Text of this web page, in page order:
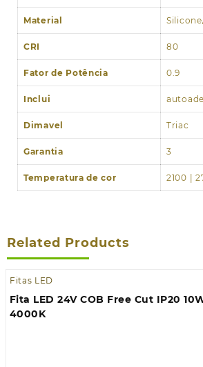
Material
CRI 80
Fator de Potência 0.9
Inclui
Dimavel Triac
Garantia 3
Temperatura de cor 2100 |
Related Products
Fitas LED
Fita LED 24V COB Free Cut IP20
4000K